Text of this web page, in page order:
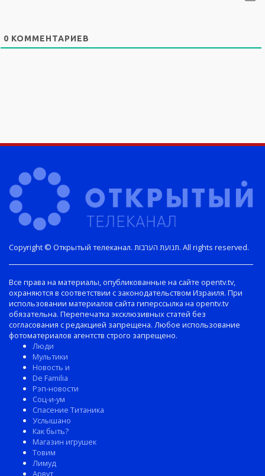
0 КОММЕНТАРИЕВ
Copyright © Открытый телеканал. תנועת הערבות. All rights reserved.
Все права на материалы, опубликованные на сайте opentv.tv,
охраняются в соответствии с законодательством Израиля. При
использовании материалов сайта гиперссылка на opentv.tv
обязательна. Перепечатка эксклюзивных статей без
согласования с редакцией запрещена. Любое использование
фотоматериалов агентств строго запрещено.
Люди
Мультики
Новость и
De Familia
Рэп-новости
Соц-и-ум
Спасение Титаника
Услышано
Как быть?
Магазин игрушек
Товим
Лимуд
Арвут